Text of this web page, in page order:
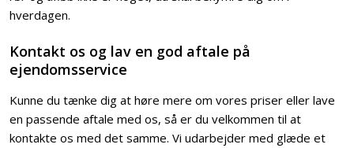
hverdagen.
Kontakt os og lav en god aftale på
ejendomsservice
Kunne du tænke dig at høre mere om vores priser eller lave
en passende aftale med os, så er du velkommen til at
kontakte os med det samme. Vi udarbejder med glæde et